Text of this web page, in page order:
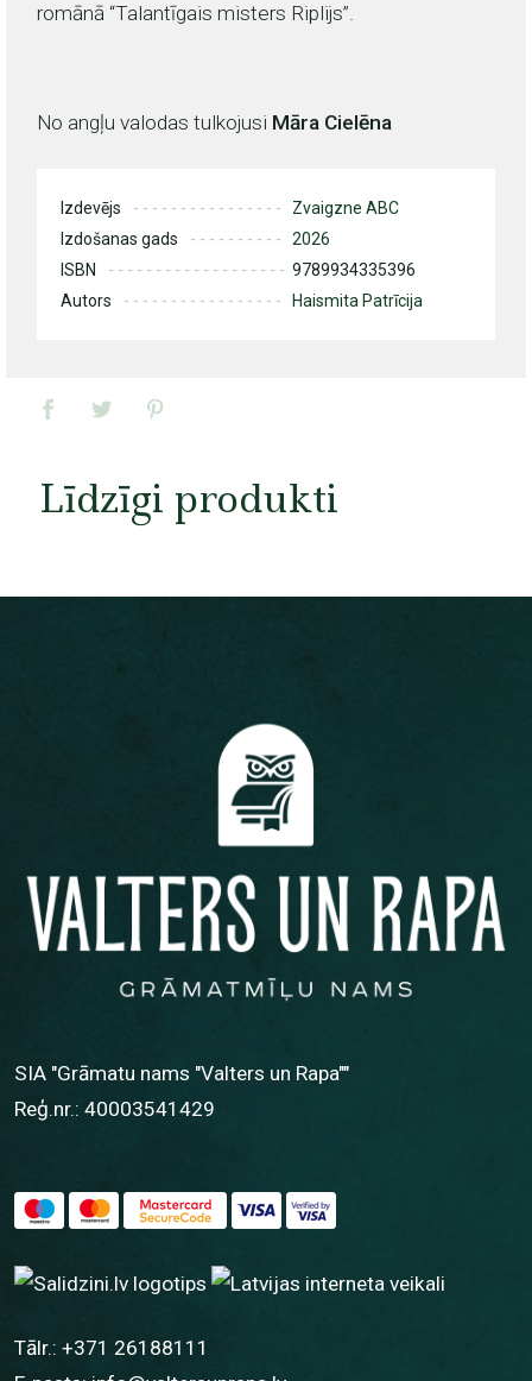
romānā “Talantīgais misters Riplijs”.
No angļu valodas tulkojusi Māra Cielēna
Izdevējs
Zvaigzne ABC
Izdošanas gads
2026
ISBN
9789934335396
Autors
Haismita Patrīcija
Līdzīgi produkti
SIA "Grāmatu nams "Valters un Rapa""
Reģ.nr.: 40003541429
Tālr.: +371 26188111